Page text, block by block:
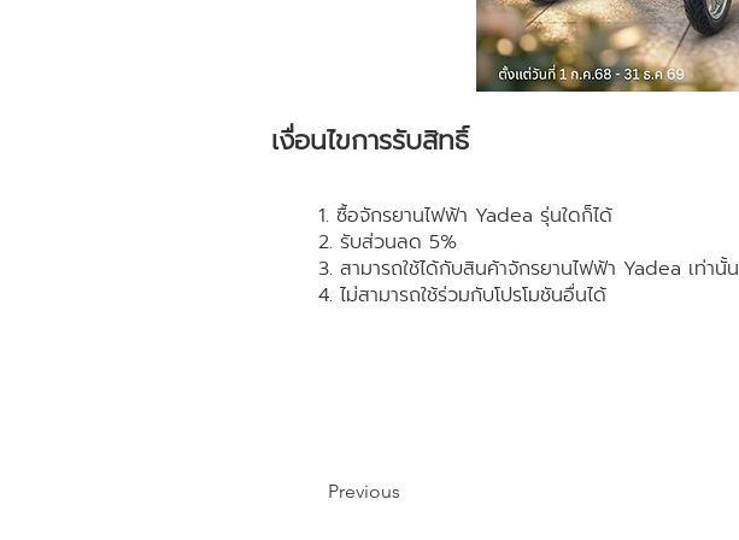
เงื่อนไขการรับสิทธิ์
1. ซื้อจักรยานไฟฟ้า Yadea รุ่นใดก็ได้
2. รับส่วนลด 5%
3. สามารถใช้ได้กับสินค้าจักรยานไฟฟ้า Yadea เท่านั้น
4. ไม่สามารถใช้ร่วมกับโปรโมชันอื่นได้
Previous